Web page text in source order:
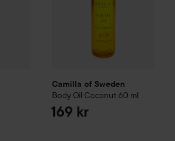
Camilla of Sweden
Body Oil Coconut 60 ml
169 kr